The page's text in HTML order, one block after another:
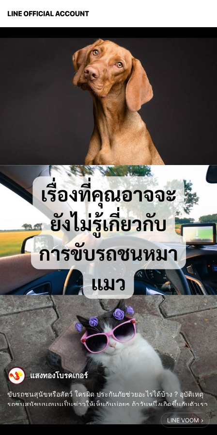
แสงทองโบรคเกอร์
ขับรถชนสุนัขหรือสัตว์ ใครผิด ประกันภัยช่วยอะไรได้บ้าง ? อุบัติเหตุ
รถชนสุนัขบนถนนเป็นข่าวให้เห็นกันบ่อยๆ ถ้าวันหนึ่งเกิดขึ้นกับตัวเรา
เอง จะตั้งสติคิดอย่างไร ใครเป็นคู่กรณี ใครเป็นฝ่ายผิด ประกันภัยช่วย
อ...
LINE VOOM